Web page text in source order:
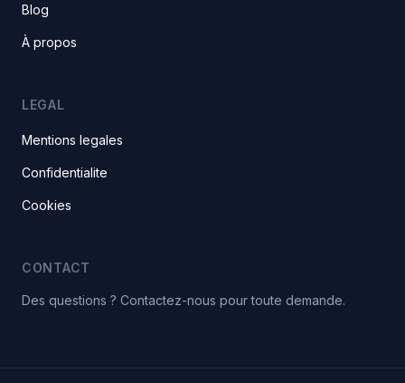
Blog
À propos
LEGAL
Mentions legales
Confidentialite
Cookies
CONTACT
Des questions ? Contactez-nous pour toute demande.